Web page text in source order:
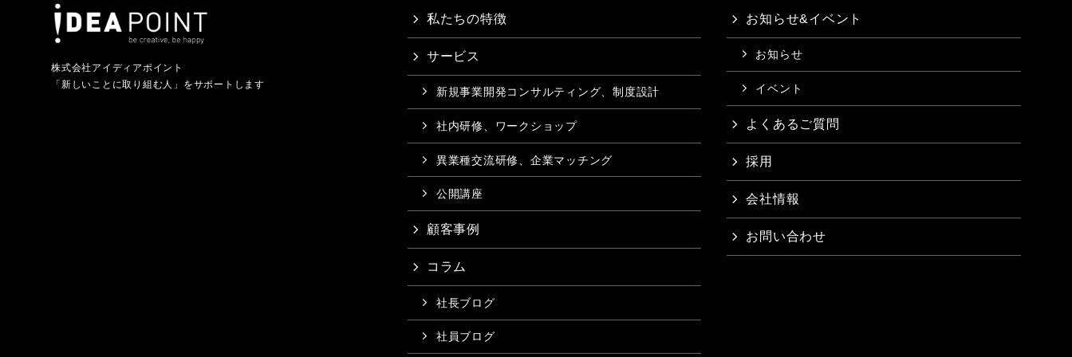
株式会社アイディアポイント
「新しいことに取り組む人」をサポートします
私たちの特徴
サービス
新規事業開発コンサルティング、制度設計
社内研修、ワークショップ
異業種交流研修、企業マッチング
公開講座
顧客事例
コラム
社長ブログ
社員ブログ
お知らせ&イベント
お知らせ
イベント
よくあるご質問
採用
会社情報
お問い合わせ